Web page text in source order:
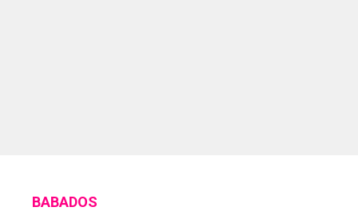
BABADOS